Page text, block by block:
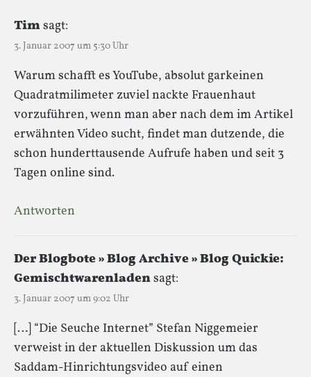
Timsagt:
3. Januar 2007 um 5:30 Uhr
Warum schafft es YouTube, absolut garkeinen
Quadratmilimeter zuviel nackte Frauenhaut
vorzuführen, wenn man aber nach dem im Artikel
erwähnten Video sucht, findet man dutzende, die
schon hunderttausende Aufrufe haben und seit 3
Tagen online sind.
Antworten
Der Blogbote » Blog Archive » Blog Quickie:
Gemischtwarenladensagt:
3. Januar 2007 um 9:02 Uhr
[…] “Die Seuche Internet” Stefan Niggemeier
verweist in der aktuellen Diskussion um das
Saddam-Hinrichtungsvideo auf einen